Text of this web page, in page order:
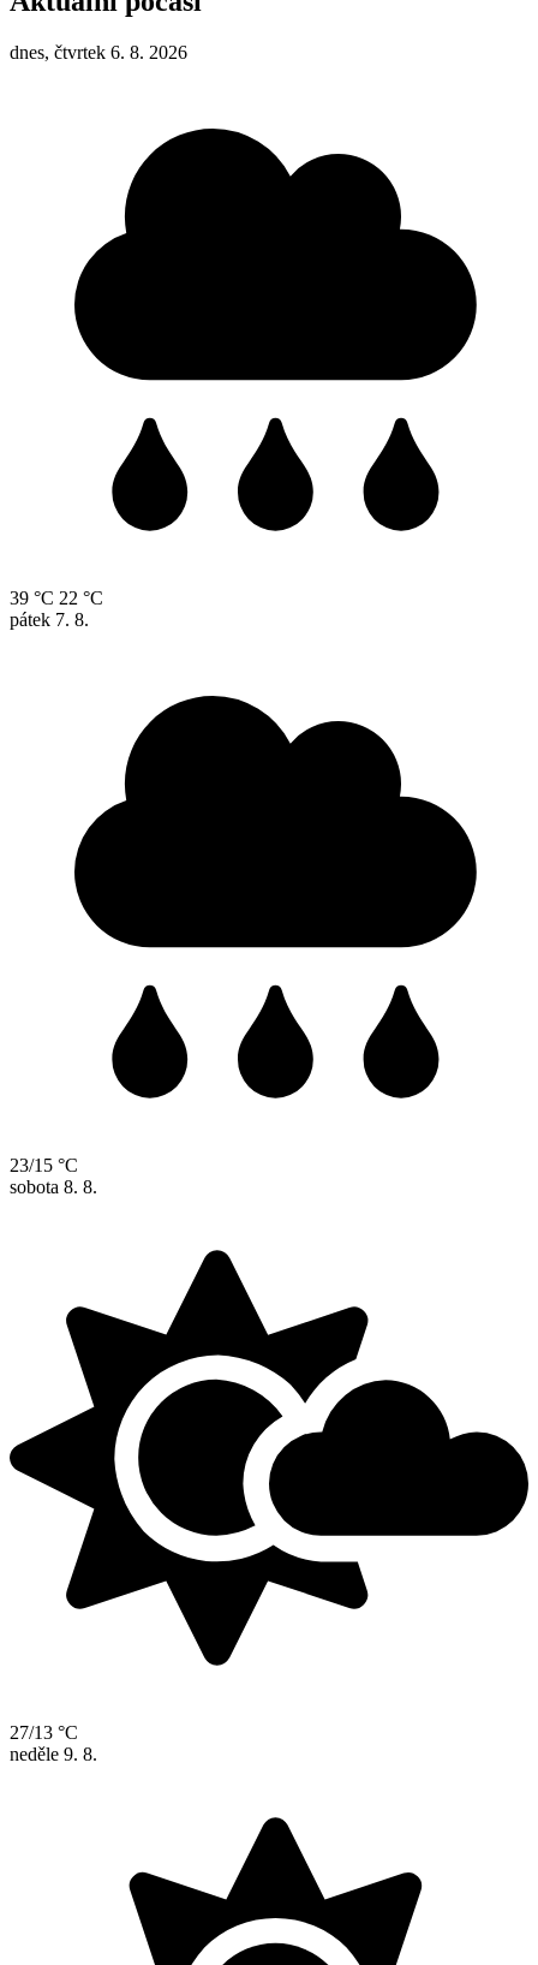
dnes, čtvrtek 6. 8. 2026
39 °C 22 °C
pátek 7. 8.
23/15 °C
sobota 8. 8.
27/13 °C
neděle 9. 8.